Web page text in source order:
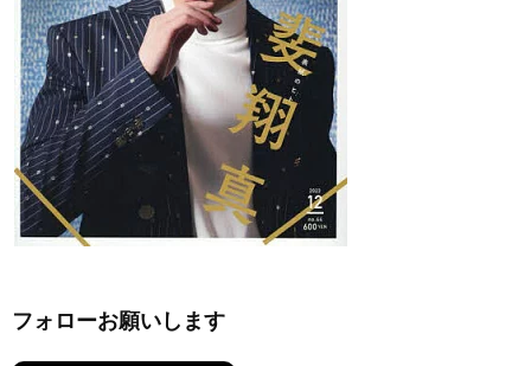
フォローお願いします